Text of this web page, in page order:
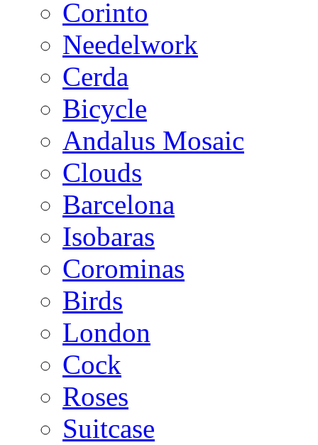
Corinto
Needelwork
Cerda
Bicycle
Andalus Mosaic
Clouds
Barcelona
Isobaras
Corominas
Birds
London
Cock
Roses
Suitcase